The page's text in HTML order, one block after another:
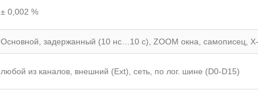
± 0,002 %
Основной, задержанный (10 нс…10 с), ZOOM окна, самописец,
любой из каналов, внешний (Ext), сеть, по лог. шине (D0-D15)